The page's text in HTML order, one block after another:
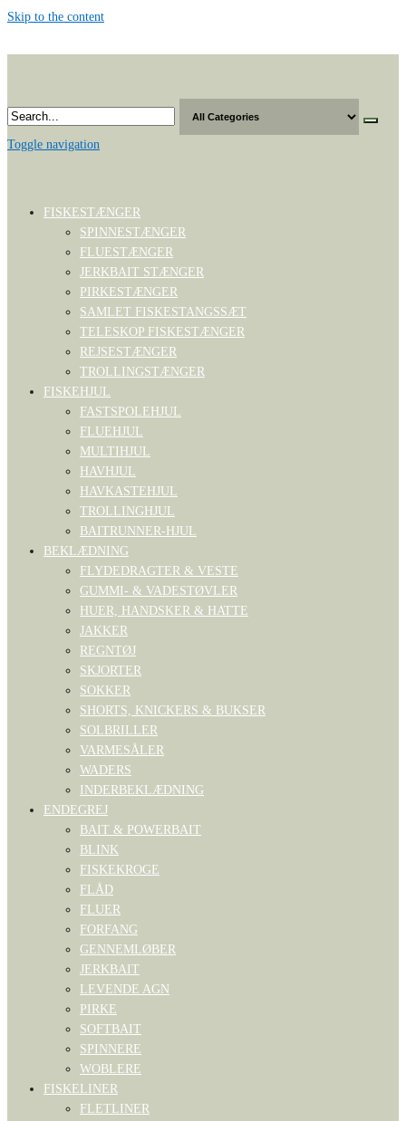
Skip to the content
Toggle navigation
FISKESTÆNGER
SPINNESTÆNGER
FLUESTÆNGER
JERKBAIT STÆNGER
PIRKESTÆNGER
SAMLET FISKESTANGSSÆT
TELESKOP FISKESTÆNGER
REJSESTÆNGER
TROLLINGSTÆNGER
FISKEHJUL
FASTSPOLEHJUL
FLUEHJUL
MULTIHJUL
HAVHJUL
HAVKASTEHJUL
TROLLINGHJUL
BAITRUNNER-HJUL
BEKLÆDNING
FLYDEDRAGTER & VESTE
GUMMI- & VADESTØVLER
HUER, HANDSKER & HATTE
JAKKER
REGNTØJ
SKJORTER
SOKKER
SHORTS, KNICKERS & BUKSER
SOLBRILLER
VARMESÅLER
WADERS
INDERBEKLÆDNING
ENDEGREJ
BAIT & POWERBAIT
BLINK
FISKEKROGE
FLÅD
FLUER
FORFANG
GENNEMLØBER
JERKBAIT
LEVENDE AGN
PIRKE
SOFTBAIT
SPINNERE
WOBLERE
FISKELINER
FLETLINER